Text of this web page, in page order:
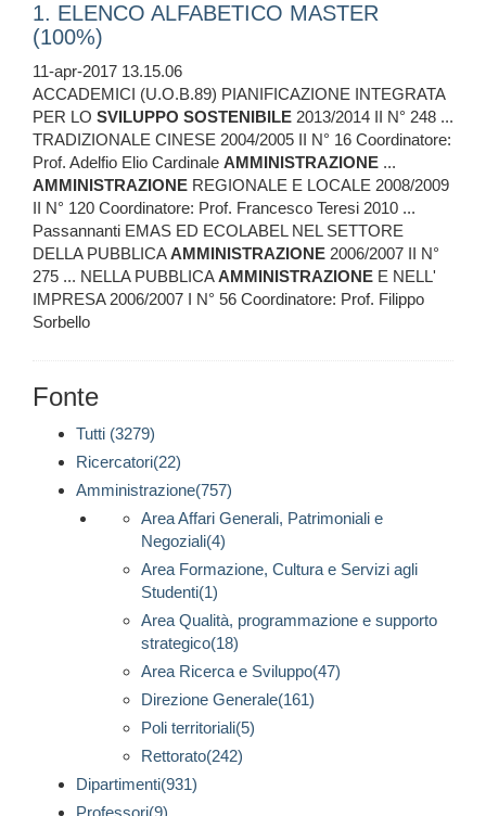
1. ELENCO ALFABETICO MASTER
(100%)
11-apr-2017 13.15.06
ACCADEMICI (U.O.B.89) PIANIFICAZIONE INTEGRATA
PER LO SVILUPPO SOSTENIBILE 2013/2014 II N° 248 ...
TRADIZIONALE CINESE 2004/2005 II N° 16 Coordinatore:
Prof. Adelfio Elio Cardinale AMMINISTRAZIONE ...
AMMINISTRAZIONE REGIONALE E LOCALE 2008/2009
II N° 120 Coordinatore: Prof. Francesco Teresi 2010 ...
Passannanti EMAS ED ECOLABEL NEL SETTORE
DELLA PUBBLICAAMMINISTRAZIONE 2006/2007 II N°
275 ... NELLA PUBBLICAAMMINISTRAZIONE E NELL'
IMPRESA 2006/2007 I N° 56 Coordinatore: Prof. Filippo
Sorbello
Fonte
Tutti (3279)
Ricercatori(22)
Amministrazione(757)
Area Affari Generali, Patrimoniali e
Negoziali(4)
Area Formazione, Cultura e Servizi agli
Studenti(1)
Area Qualità, programmazione e supporto
strategico(18)
Area Ricerca e Sviluppo(47)
Direzione Generale(161)
Poli territoriali(5)
Rettorato(242)
Dipartimenti(931)